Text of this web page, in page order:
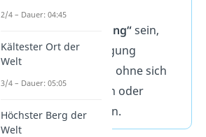
Form von
„Bindungsvermeidung“sein,
wenn jemand Zuneigung
ausdrücken möchte, ohne sich
vollständig zu öffnen oder
verletzlich zu machen.
2/4 – Dauer: 04:45
Kältester Ort der
Welt
3/4 – Dauer: 05:05
Höchster Berg der
Welt